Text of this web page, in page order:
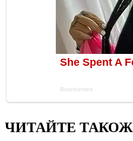
ЧИТАЙТЕ ТАКОЖ